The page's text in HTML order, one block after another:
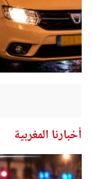
أخبارنا المغربية